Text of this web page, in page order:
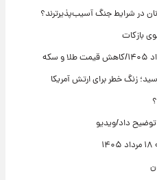
در شرایط جنگ آسیب‌پذیرترند؟
بازکات
زنگ خطر برای ارتش آمریکا
توضیح داد/ویدیو